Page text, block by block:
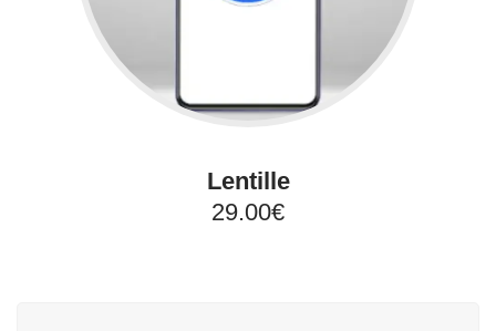
Lentille
29.00€